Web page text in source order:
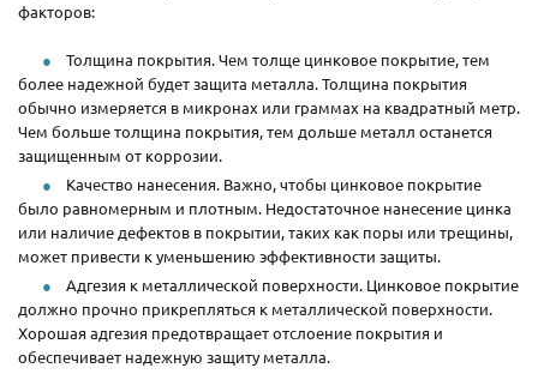
факторов:
Толщина покрытия. Чем толще цинковое покрытие, тем
более надежной будет защита металла. Толщина покрытия
обычно измеряется в микронах или граммах на квадратный метр.
Чем больше толщина покрытия, тем дольше металл останется
защищенным от коррозии.
Качество нанесения. Важно, чтобы цинковое покрытие
было равномерным и плотным. Недостаточное нанесение цинка
или наличие дефектов в покрытии, таких как поры или трещины,
может привести к уменьшению эффективности защиты.
Адгезия к металлической поверхности. Цинковое покрытие
должно прочно прикрепляться к металлической поверхности.
Хорошая адгезия предотвращает отслоение покрытия и
обеспечивает надежную защиту металла.